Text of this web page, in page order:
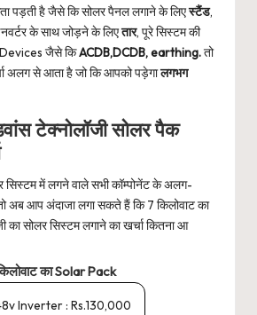
पड़ती है जैसे कि सोलर पैनल लगाने के लिएस्टैंड,
के साथ जोड़ने के लिएतार, पूरे सिस्टम की
Devices जैसे किACDB,DCDB, earthing.तो
अलग से आता है जो कि आपको पड़ेगालगभग
टेक्नोलॉजी सोलर पैक
सिस्टम में लगने वाले सभी कॉम्पोनेंट के अलग-
अब आप अंदाजा लगा सकते हैं कि 7 किलोवाट का
का सोलर सिस्टम लगाने का खर्चा कितना आ
का Solar Pack
Inverter : Rs.130,000